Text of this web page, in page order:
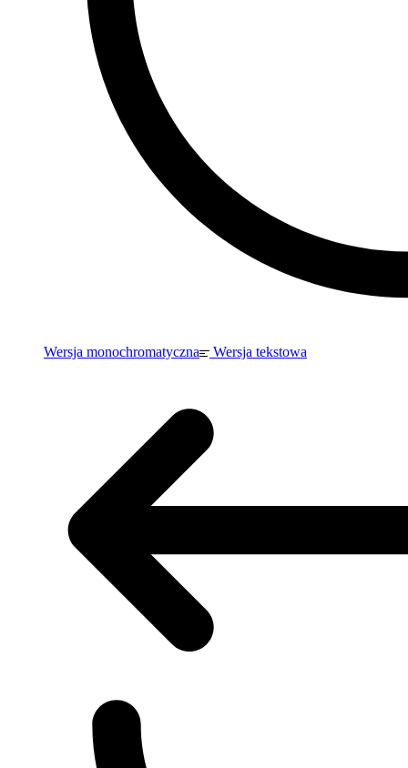
Wersja monochromatyczna Wersja tekstowa